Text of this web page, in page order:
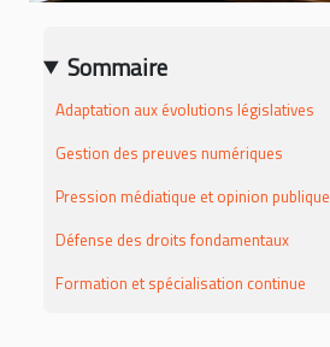
Sommaire
Adaptation aux évolutions législatives
Gestion des preuves numériques
Pression médiatique et opinion publique
Défense des droits fondamentaux
Formation et spécialisation continue